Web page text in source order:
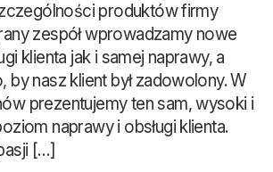
produktów firmy
zespół wprowadzamy nowe
klienta jak i samej naprawy, a
nasz klient był zadowolony. W
prezentujemy ten sam, wysoki i
naprawy i obsługi klienta.
[…]